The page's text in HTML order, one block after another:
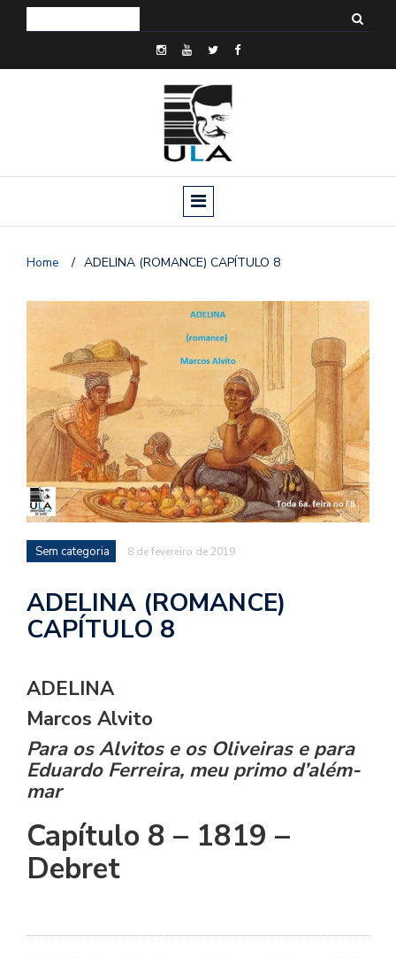
Home / ADELINA (ROMANCE) CAPÍTULO 8
Sem categoria 8 de fevereiro de 2019
ADELINA (ROMANCE)
CAPÍTULO 8
ADELINA
Marcos Alvito
Para os Alvitos e os Oliveiras e para
Eduardo Ferreira, meu primo d’além-
mar
Capítulo 8 – 1819 –
Debret